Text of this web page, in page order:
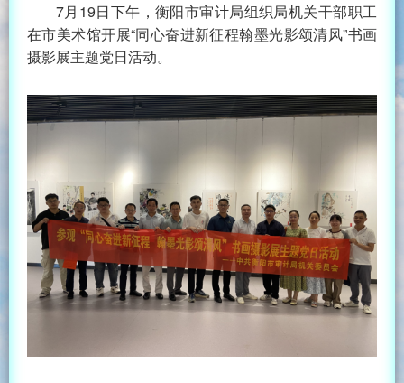
7月19日下午，衡阳市审计局组织局机关干部职工
在市美术馆开展“同心奋进新征程翰墨光影颂清风”书画
摄影展主题党日活动。